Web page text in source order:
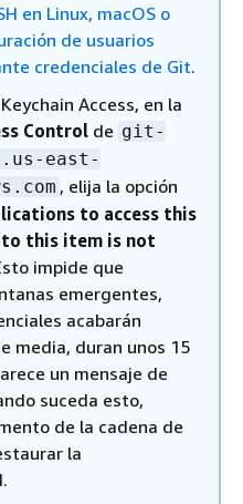
en Linux, macOS o
de usuarios
credenciales de Git.
Access, en la
Control de git-
east-
, elija la opción
to access this
to this item is not
impide que
emergentes,
acabarán
media, duran unos 15
un mensaje de
suceda esto,
de la cadena de
la